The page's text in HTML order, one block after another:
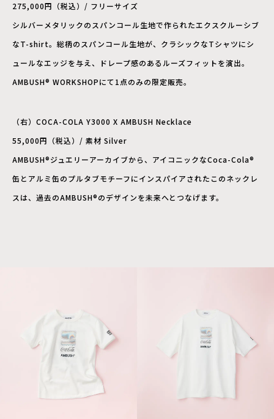
275,000円（税込）/ フリーサイズ
シルバーメタリックのスパンコール生地で作られたエクスクルーシブ
なT-shirt。総柄のスパンコール生地が、クラシックなTシャツにシ
ュールなエッジを与え、ドレープ感のあるルーズフィットを演出。
AMBUSH® WORKSHOPにて1点のみの限定販売。
（右）COCA-COLA Y3000 X AMBUSH Necklace
55,000円（税込）/ 素材 Silver
AMBUSH®ジュエリーアーカイブから、アイコニックなCoca-Cola®
缶とアルミ缶のプルタブモチーフにインスパイアされたこのネックレ
スは、過去のAMBUSH®のデザインを未来へとつなげます。